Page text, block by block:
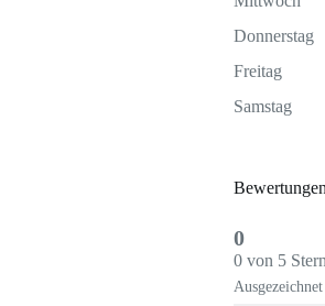
Donnerstag
Freitag
Samstag
Bewertungen
0
0 von 5
Ausgezeichnet